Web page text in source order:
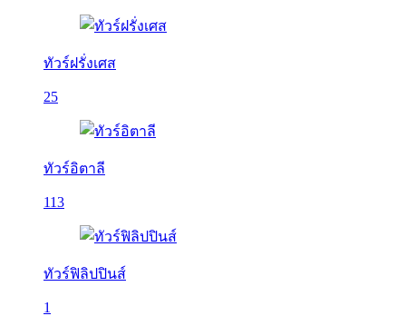
ทัวร์ฝรั่งเศส
25
ทัวร์อิตาลี
113
ทัวร์ฟิลิปปินส์
1